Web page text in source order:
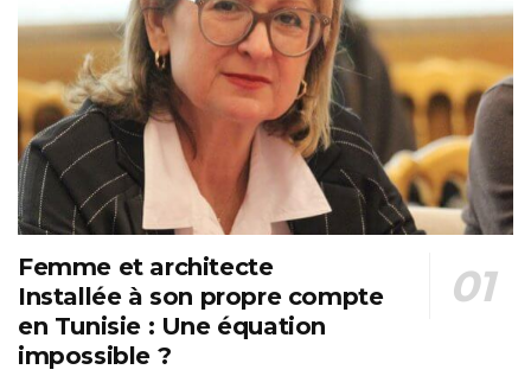
Femme et architecte
Installée à son propre compte
en Tunisie : Une équation
impossible ?